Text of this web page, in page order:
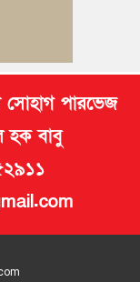
সোহাগ পারভেজ
হক বাবু